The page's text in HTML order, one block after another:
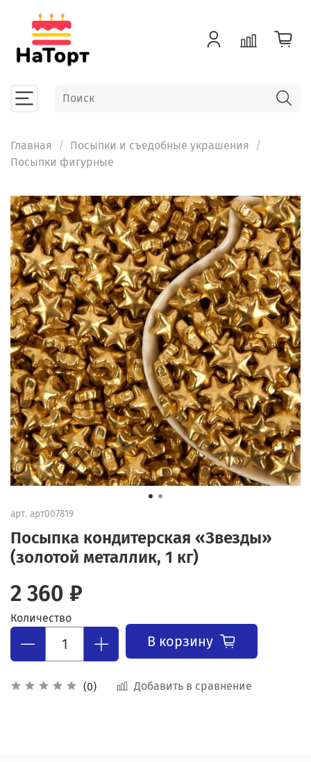
Главная
Посыпки и съедобные украшения
Посыпки фигурные
арт. арт007819
Посыпка кондитерская «Звезды»
(золотой металлик, 1 кг)
(0) Добавить в сравнение
2 360 ₽
Количество
В корзину